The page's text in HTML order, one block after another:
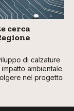
cerca
di calzature
ambientale.
nel progetto